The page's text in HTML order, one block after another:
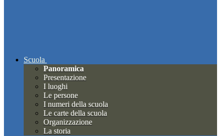
Scuola
Panoramica
Presentazione
I luoghi
Le persone
I numeri della scuola
Le carte della scuola
Organizzazione
La storia